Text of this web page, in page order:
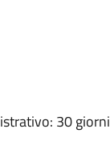
30 giorni